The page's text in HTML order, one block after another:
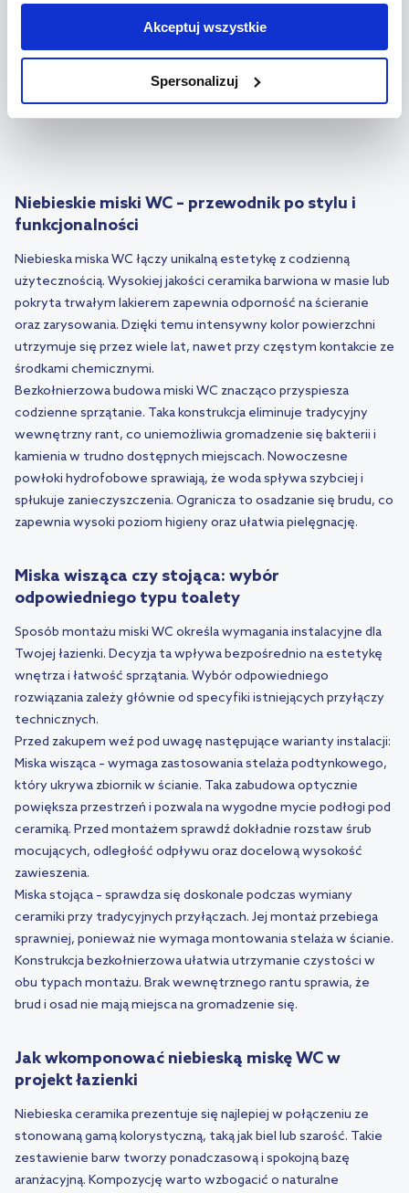
jednak, że zablokowane niektóre pliki cookie mogą mieć wpływ
na sposób dostarczania treści niedostosowanych do potrzeb
przejdź do zakładek „Informacje o plikach cookie”.
Akceptuj wszystkie
Spersonalizuj
Miska WC niebieska(7)
Miska WC z deską wolnoopadającą(466)
Niebieskie miski WC – przewodnik po stylu i
funkcjonalności
Niebieska miska WC łączy unikalną estetykę z codzienną
użytecznością. Wysokiej jakości ceramika barwiona w masie lub
pokryta trwałym lakierem zapewnia odporność na ścieranie
oraz zarysowania. Dzięki temu intensywny kolor powierzchni
utrzymuje się przez wiele lat, nawet przy częstym kontakcie ze
środkami chemicznymi.
Bezkołnierzowa budowa miski WC znacząco przyspiesza
codzienne sprzątanie. Taka konstrukcja eliminuje tradycyjny
wewnętrzny rant, co uniemożliwia gromadzenie się bakterii i
kamienia w trudno dostępnych miejscach. Nowoczesne
powłoki hydrofobowe sprawiają, że woda spływa szybciej i
spłukuje zanieczyszczenia. Ogranicza to osadzanie się brudu, co
zapewnia wysoki poziom higieny oraz ułatwia pielęgnację.
Miska wisząca czy stojąca: wybór
odpowiedniego typu toalety
Sposób montażu miski WC określa wymagania instalacyjne dla
Twojej łazienki. Decyzja ta wpływa bezpośrednio na estetykę
wnętrza i łatwość sprzątania. Wybór odpowiedniego
rozwiązania zależy głównie od specyfiki istniejących przyłączy
technicznych.
Przed zakupem weź pod uwagę następujące warianty instalacji:
Miska wisząca – wymaga zastosowania stelaża podtynkowego,
który ukrywa zbiornik w ścianie. Taka zabudowa optycznie
powiększa przestrzeń i pozwala na wygodne mycie podłogi pod
ceramiką. Przed montażem sprawdź dokładnie rozstaw śrub
mocujących, odległość odpływu oraz docelową wysokość
zawieszenia.
Miska stojąca – sprawdza się doskonale podczas wymiany
ceramiki przy tradycyjnych przyłączach. Jej montaż przebiega
sprawniej, ponieważ nie wymaga montowania stelaża w ścianie.
Konstrukcja bezkołnierzowa ułatwia utrzymanie czystości w
obu typach montażu. Brak wewnętrznego rantu sprawia, że
brud i osad nie mają miejsca na gromadzenie się.
Jak wkomponować niebieską miskę WC w
projekt łazienki
Niebieska ceramika prezentuje się najlepiej w połączeniu ze
stonowaną gamą kolorystyczną, taką jak biel lub szarość. Takie
zestawienie barw tworzy ponadczasową i spokojną bazę
aranżacyjną. Kompozycję warto wzbogacić o naturalne